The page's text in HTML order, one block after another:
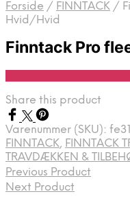
Forside / FINNTACK /
Hvid/Hvid
Finntack Pro
Share this product
Varenummer (SKU):
FINNTACK, FINNTACK
TRAVDÆKKEN &
Previous Product
Next Product